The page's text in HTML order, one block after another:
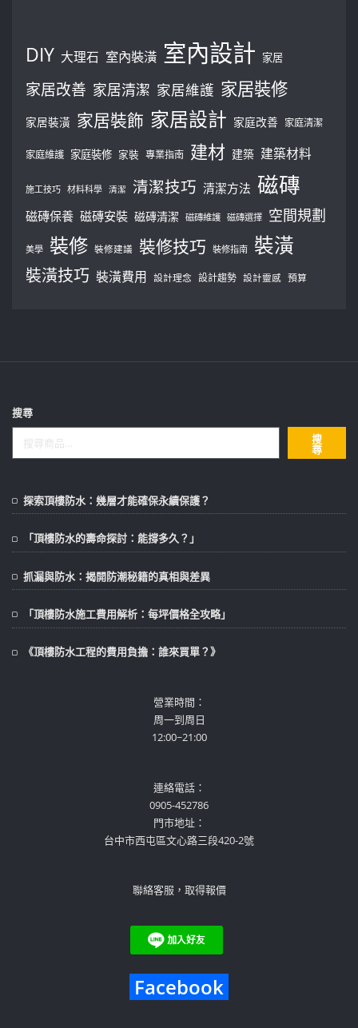
DIY 大理石 室內裝潢 室內設計 家居
家居改善 家居清潔 家居維護 家居裝修
家居裝潢 家居裝飾 家居設計 家庭改善 家庭清潔
家庭維護 家庭裝修 家裝 專業指南 建材 建築 建築材料
施工技巧 材料科學 清潔 清潔技巧 清潔方法 磁磚
磁磚保養 磁磚安裝 磁磚清潔 磁磚維護 磁磚選擇 空間規劃
美學 裝修 裝修建議 裝修技巧 裝修指南 裝潢
裝潢技巧 裝潢費用 設計理念 設計趨勢 設計靈感 預算
搜尋
搜
尋
探索頂樓防水：幾層才能確保永續保護？
「頂樓防水的壽命探討：能撐多久？」
抓漏與防水：揭開防潮秘籍的真相與差異
「頂樓防水施工費用解析：每坪價格全攻略」
《頂樓防水工程的費用負擔：誰來買單？》
營業時間：
周一到周日
12:00~21:00
連絡電話：
0905-452786
門市地址：
台中市西屯區文心路三段420-2號
聯絡客服，取得報價
Facebook